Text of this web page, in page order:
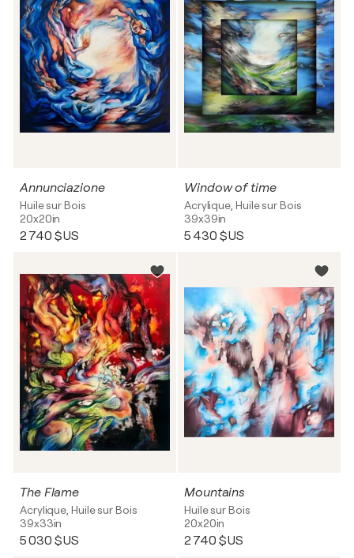
Annunciazione
Huile sur Bois
20x20in
2 740 $US
Window of time
Acrylique, Huile sur Bois
39x39in
5 430 $US
The Flame
Acrylique, Huile sur Bois
39x33in
5 030 $US
Mountains
Huile sur Bois
20x20in
2 740 $US